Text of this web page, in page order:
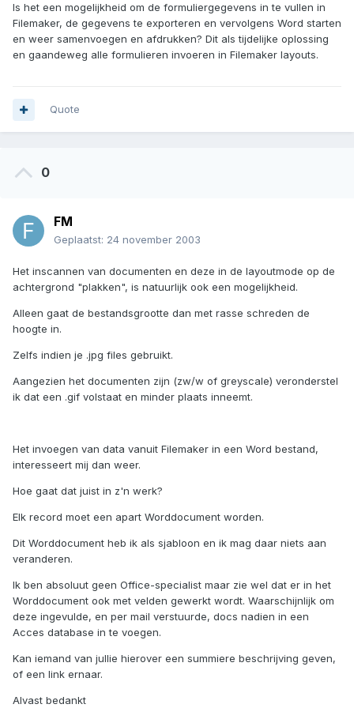
Is het een mogelijkheid om de formuliergegevens in te vullen in
Filemaker, de gegevens te exporteren en vervolgens Word starten
en weer samenvoegen en afdrukken? Dit als tijdelijke oplossing
en gaandeweg alle formulieren invoeren in Filemaker layouts.
Quote
0
FM
Geplaatst: 24 november 2003
Het inscannen van documenten en deze in de layoutmode op de
achtergrond "plakken", is natuurlijk ook een mogelijkheid.
Alleen gaat de bestandsgrootte dan met rasse schreden de
hoogte in.
Zelfs indien je .jpg files gebruikt.
Aangezien het documenten zijn (zw/w of greyscale) veronderstel
ik dat een .gif volstaat en minder plaats inneemt.
Het invoegen van data vanuit Filemaker in een Word bestand,
interesseert mij dan weer.
Hoe gaat dat juist in z'n werk?
Elk record moet een apart Worddocument worden.
Dit Worddocument heb ik als sjabloon en ik mag daar niets aan
veranderen.
Ik ben absoluut geen Office-specialist maar zie wel dat er in het
Worddocument ook met velden gewerkt wordt. Waarschijnlijk om
deze ingevulde, en per mail verstuurde, docs nadien in een
Acces database in te voegen.
Kan iemand van jullie hierover een summiere beschrijving geven,
of een link ernaar.
Alvast bedankt